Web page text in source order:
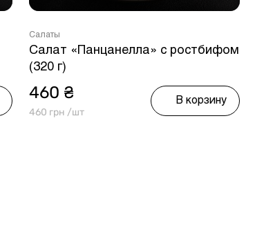
Салаты
Салат «Панцанелла» с ростбифом
(320 г)
460 ₴
460 грн /шт
В корзину